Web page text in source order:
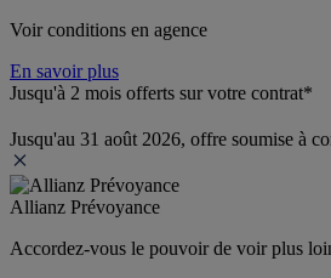
Voir conditions en agence
En savoir plus
Jusqu'à 2 mois offerts sur votre contrat*
Jusqu'au 31 août 2026, offre soumise à
Allianz Prévoyance
Accordez-vous le pouvoir de voir plus